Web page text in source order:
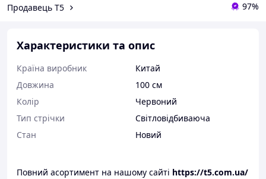
Продавець Т5 97%
Характеристики та опис
Країна виробник
Китай
Довжина
100 см
Колір
Червоний
Тип стрічки
Світловідбиваюча
Стан
Новий
Повний асортимент на нашому сайті https://t5.com.ua/